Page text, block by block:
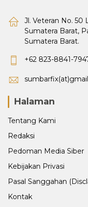
Jl. Veteran No. 50
Sumatera Barat,
Sumatera Barat.
+62 823-8841-
Halaman
Tentang Kami
Redaksi
Pedoman Media Siber
Kebijakan Privasi
Pasal Sanggahan
Kontak